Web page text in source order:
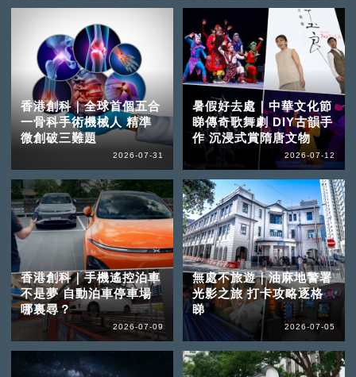
香港創科｜全球首個五合
一骨科手術機械人 精準
微創破三難題
2026-07-31
暑假好去處｜中華文化節
睇傳奇歌舞劇 DIY古韻手
作 沉浸式賞隋唐文物
2026-07-12
香港創科｜手機遙控泊車
不是夢 自動泊車停車場
哪裏尋？
2026-07-09
無處不旅遊｜油麻地警署
光影之旅 打卡攻略逐格
睇
2026-07-05